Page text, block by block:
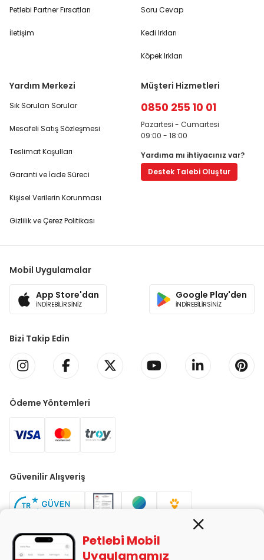
Petlebi Partner Fırsatları
İletişim
Soru Cevap
Kedi Irkları
Köpek Irkları
Yardım Merkezi
Sık Sorulan Sorular
Mesafeli Satış Sözleşmesi
Teslimat Koşulları
Garanti ve İade Süreci
Kişisel Verilerin Korunması
Gizlilik ve Çerez Politikası
Müşteri Hizmetleri
0850 255 10 01
Pazartesi - Cumartesi
09:00 - 18:00
Yardıma mı ihtiyacınız var?
Destek Talebi Oluştur
Mobil Uygulamalar
App Store'dan
İNDİREBİLİRSİNİZ
Google Play'den
İNDİREBİLİRSİNİZ
Bizi Takip Edin
Ödeme Yöntemleri
Güvenilir Alışveriş
Petlebi Mobil
Uygulamamız